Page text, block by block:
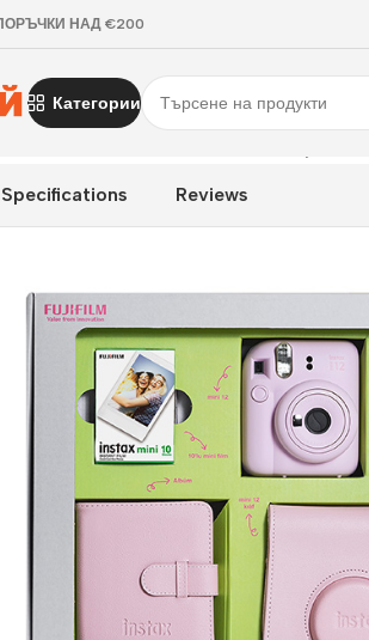
НАД €200
Категории
Specifications Reviews